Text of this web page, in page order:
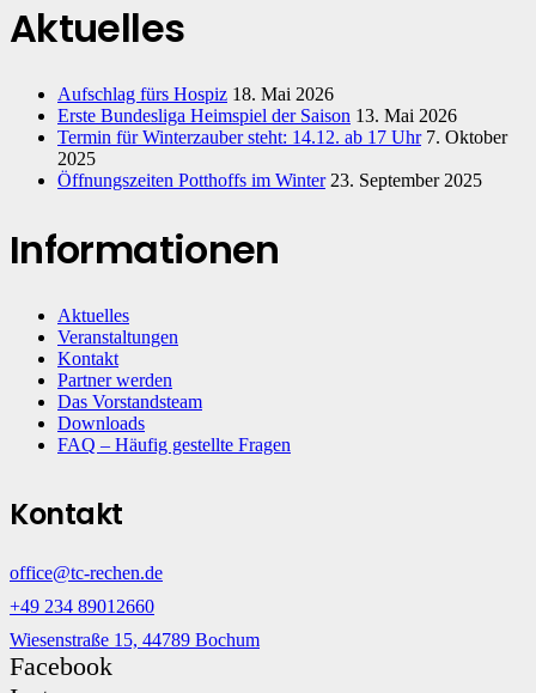
Aktuelles
Aufschlag fürs Hospiz 18. Mai 2026
Erste Bundesliga Heimspiel der Saison 13. Mai 2026
Termin für Winterzauber steht: 14.12. ab 17 Uhr 7. Oktober
2025
Öffnungszeiten Potthoffs im Winter 23. September 2025
Informationen
Aktuelles
Veranstaltungen
Kontakt
Partner werden
Das Vorstandsteam
Downloads
FAQ – Häufig gestellte Fragen
Kontakt
office@tc-rechen.de
+49 234 89012660
Wiesenstraße 15, 44789 Bochum
Facebook